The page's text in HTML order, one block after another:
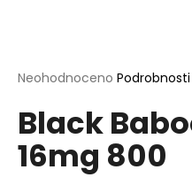
Průměrné
produktu
je
0,0
Neohodnoceno
Black
16mg 800
í
t
?